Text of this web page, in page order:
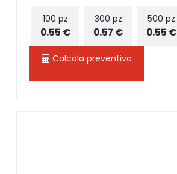
100 pz
0.55 €
300 pz
0.57 €
500 pz
0.55 €
Calcola preventivo